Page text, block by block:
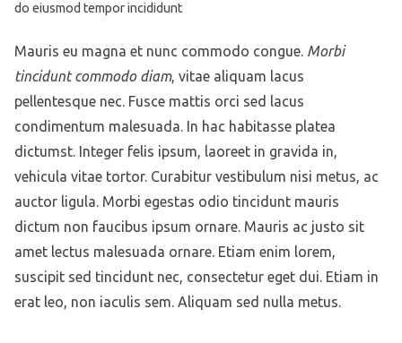
do eiusmod tempor incididunt
Mauris eu magna et nunc commodo congue. Morbi
tincidunt commodo diam, vitae aliquam lacus
pellentesque nec. Fusce mattis orci sed lacus
condimentum malesuada. In hac habitasse platea
dictumst. Integer felis ipsum, laoreet in gravida in,
vehicula vitae tortor. Curabitur vestibulum nisi metus, ac
auctor ligula. Morbi egestas odio tincidunt mauris
dictum non faucibus ipsum ornare. Mauris ac justo sit
amet lectus malesuada ornare. Etiam enim lorem,
suscipit sed tincidunt nec, consectetur eget dui. Etiam in
erat leo, non iaculis sem. Aliquam sed nulla metus.